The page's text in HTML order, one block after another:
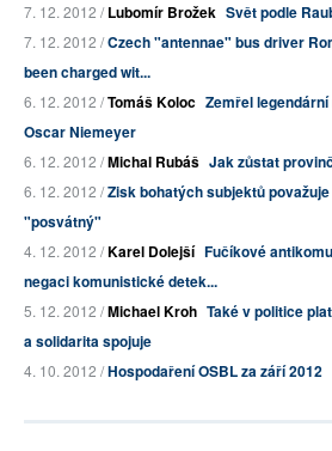
7. 12. 2012 /Lubomír Brožek Svět podle
7. 12. 2012 /Czech "antennae" bus driver
been charged wit...
6. 12. 2012 /Tomáš Koloc Zemřel
Oscar Niemeyer
6. 12. 2012 /Michal Rubáš Jak zůstat
6. 12. 2012 /Zisk bohatých subjektů
"posvátný"
4. 12. 2012 /Karel Dolejší Fučíkové
negaci komunistické detek...
5. 12. 2012 /Michael Kroh Také v politice
a solidarita spojuje
4. 10. 2012 /Hospodaření OSBL za září 2012